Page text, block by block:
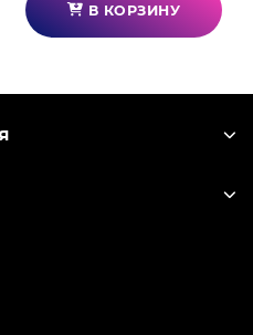
с шиком, используя
В КОРЗИНУ